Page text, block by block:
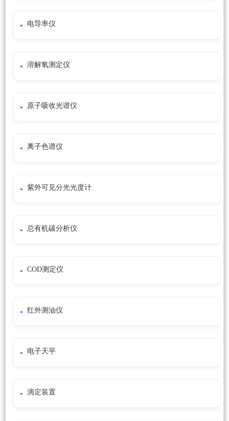
电导率仪
溶解氧测定仪
原子吸收光谱仪
离子色谱仪
紫外可见分光光度计
总有机碳分析仪
COD测定仪
红外测油仪
电子天平
滴定装置